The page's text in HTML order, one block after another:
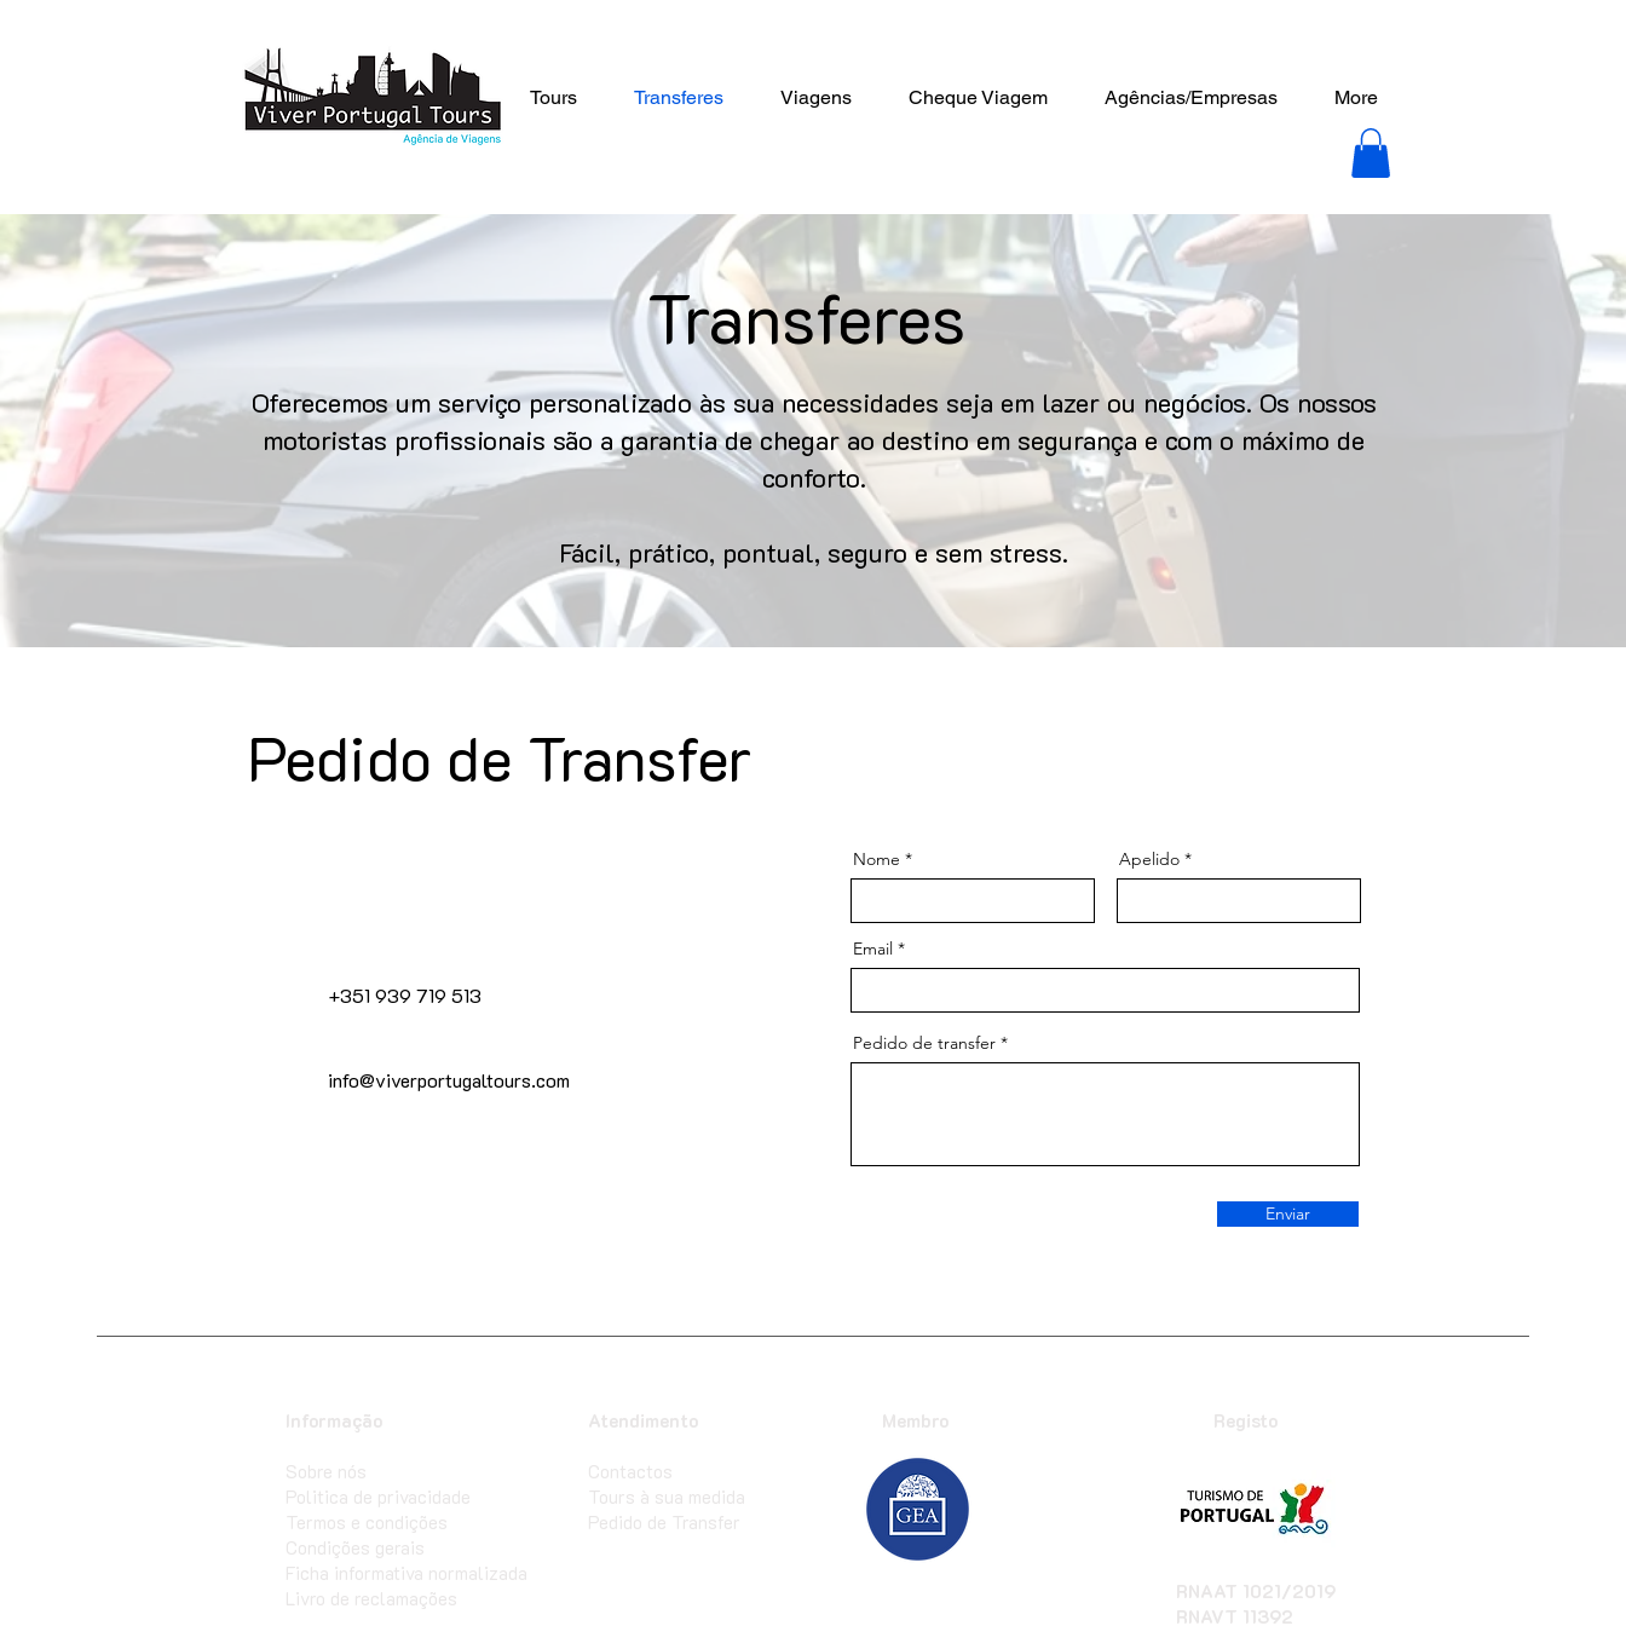
Tours Transferes Viagens Cheque Viagem Agências/Empresas More
Transferes
Oferecemos um serviço personalizado às sua necessidades seja em lazer ou negócios. Os nossos
motoristas profissionais são a garantia de chegar ao destino em segurança e com o máximo de
conforto.
Fácil, prático, pontual, seguro e sem stress.
Pedido de Transfer
+351 939 719 513
info@viverportugaltours.com
Nome Apelido
Email
Pedido de transfer
Enviar
Informação
Sobre nós
Politica de privacidade
Termos e condições
Condições gerais
Ficha informativa normalizada
Livro de reclamações
Atendimento
Contactos
Tours à sua medida
Pedido de Transfer
Membro Registo
RNAAT 1021/2019
RNAVT 11392